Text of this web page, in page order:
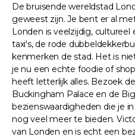
De bruisende wereldstad
geweest zijn. Je bent er al
Londen is veelzijdig,
taxi's, de rode
kenmerken de stad. Het is
je nu een echte foodie of
heeft letterlijk alles. Bezoek
Buckingham Palace en de
bezienswaardigheden die je
nog veel meer te bieden.
van Londen en is echt een